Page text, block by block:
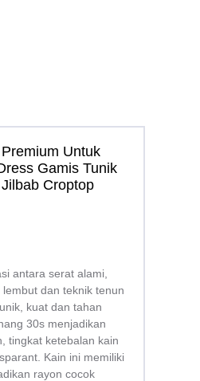
Untuk
Gamis Tunik
Croptop
antara serat alami,
dan teknik tenun
kuat dan tahan
30s menjadikan
tingkat ketebalan kain
Kain ini memiliki
rayon cocok